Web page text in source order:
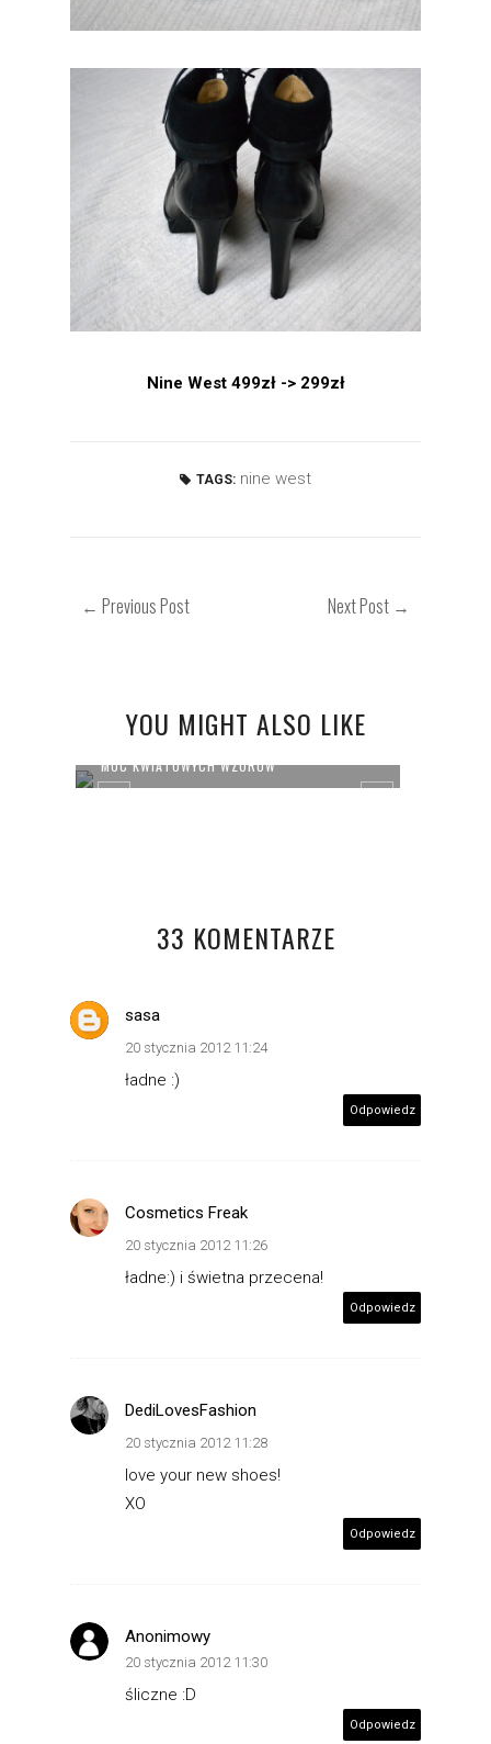
Nine West 499zł -> 299zł
TAGS: nine west
← Previous Post Next Post →
YOU MIGHT ALSO LIKE
MOC KWIATOWYCH WZORÓW
33 KOMENTARZE
sasa
20 stycznia 2012 11:24
ładne :)
Odpowiedz
Cosmetics Freak
20 stycznia 2012 11:26
ładne:) i świetna przecena!
Odpowiedz
DediLovesFashion
20 stycznia 2012 11:28
love your new shoes!
XO
Odpowiedz
Anonimowy
20 stycznia 2012 11:30
śliczne :D
Odpowiedz